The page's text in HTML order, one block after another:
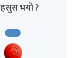
भयो ?